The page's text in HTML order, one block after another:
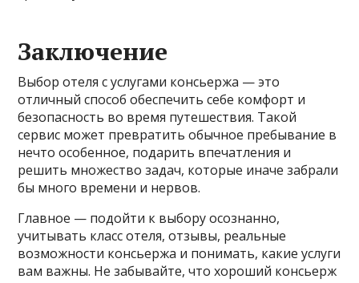
Заключение
Выбор отеля с услугами консьержа — это
отличный способ обеспечить себе комфорт и
безопасность во время путешествия. Такой
сервис может превратить обычное пребывание в
нечто особенное, подарить впечатления и
решить множество задач, которые иначе забрали
бы много времени и нервов.
Главное — подойти к выбору осознанно,
учитывать класс отеля, отзывы, реальные
возможности консьержа и понимать, какие услуги
вам важны. Не забывайте, что хороший консьерж